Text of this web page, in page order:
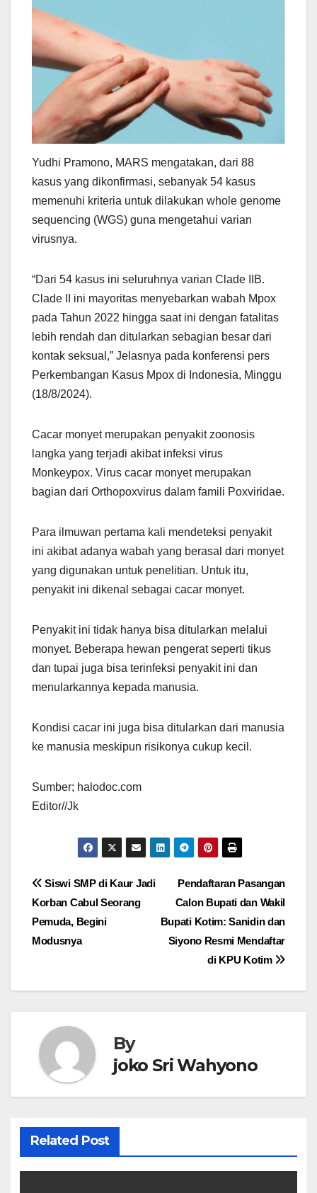
Yudhi Pramono, MARS mengatakan, dari 88
kasus yang dikonfirmasi, sebanyak 54 kasus
memenuhi kriteria untuk dilakukan whole genome
sequencing (WGS) guna mengetahui varian
virusnya.
“Dari 54 kasus ini seluruhnya varian Clade IIB.
Clade II ini mayoritas menyebarkan wabah Mpox
pada Tahun 2022 hingga saat ini dengan fatalitas
lebih rendah dan ditularkan sebagian besar dari
kontak seksual,” Jelasnya pada konferensi pers
Perkembangan Kasus Mpox di Indonesia, Minggu
(18/8/2024).
Cacar monyet merupakan penyakit zoonosis
langka yang terjadi akibat infeksi virus
Monkeypox. Virus cacar monyet merupakan
bagian dari Orthopoxvirus dalam famili Poxviridae.
Para ilmuwan pertama kali mendeteksi penyakit
ini akibat adanya wabah yang berasal dari monyet
yang digunakan untuk penelitian. Untuk itu,
penyakit ini dikenal sebagai cacar monyet.
Penyakit ini tidak hanya bisa ditularkan melalui
monyet. Beberapa hewan pengerat seperti tikus
dan tupai juga bisa terinfeksi penyakit ini dan
menularkannya kepada manusia.
Kondisi cacar ini juga bisa ditularkan dari manusia
ke manusia meskipun risikonya cukup kecil.
Sumber; halodoc.com
Editor//Jk
Navigasi
pos
Pendaftaran Pasangan
Calon Bupati dan Wakil
Bupati Kotim: Sanidin dan
Siyono Resmi Mendaftar
di KPU Kotim
Siswi SMP di Kaur Jadi
Korban Cabul Seorang
Pemuda, Begini
Modusnya
By
joko Sri Wahyono
Related Post